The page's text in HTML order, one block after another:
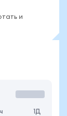
и
1Д